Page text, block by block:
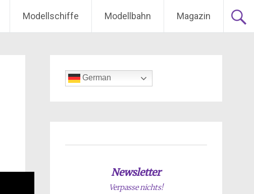
Modellschiffe Modellbahn Magazin
German
Newsletter
Verpasse nichts!